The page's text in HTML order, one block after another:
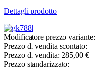
Dettagli prodotto
Modificatore prezzo variante:
Prezzo di vendita scontato:
Prezzo di vendita: 285,00 €
Prezzo standarizzato: